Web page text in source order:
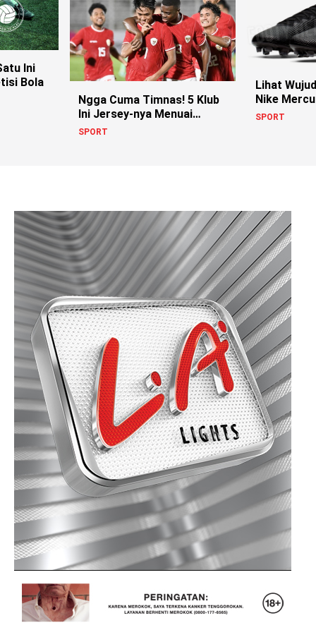
Ini
Bola
Ngga Cuma Timnas! 5 Klub
Ini Jersey-nya Menuai
Kontroversi!
SPORT
Lihat
Nike
yang
SPORT